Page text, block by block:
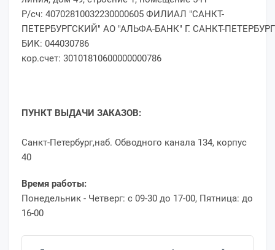
Р/сч: 40702810032230000605 ФИЛИАЛ "САНКТ-
ПЕТЕРБУРГСКИЙ" АО "АЛЬФА-БАНК" Г. САНКТ-ПЕТЕРБУРГ
БИК: 044030786
кор.счет: 30101810600000000786
ПУНКТ ВЫДАЧИ ЗАКАЗОВ:
Санкт-Петербург,наб. Обводного канала 134, корпус
40
Время работы:
Понедельник - Четверг: с 09-30 до 17-00, Пятница: до
16-00